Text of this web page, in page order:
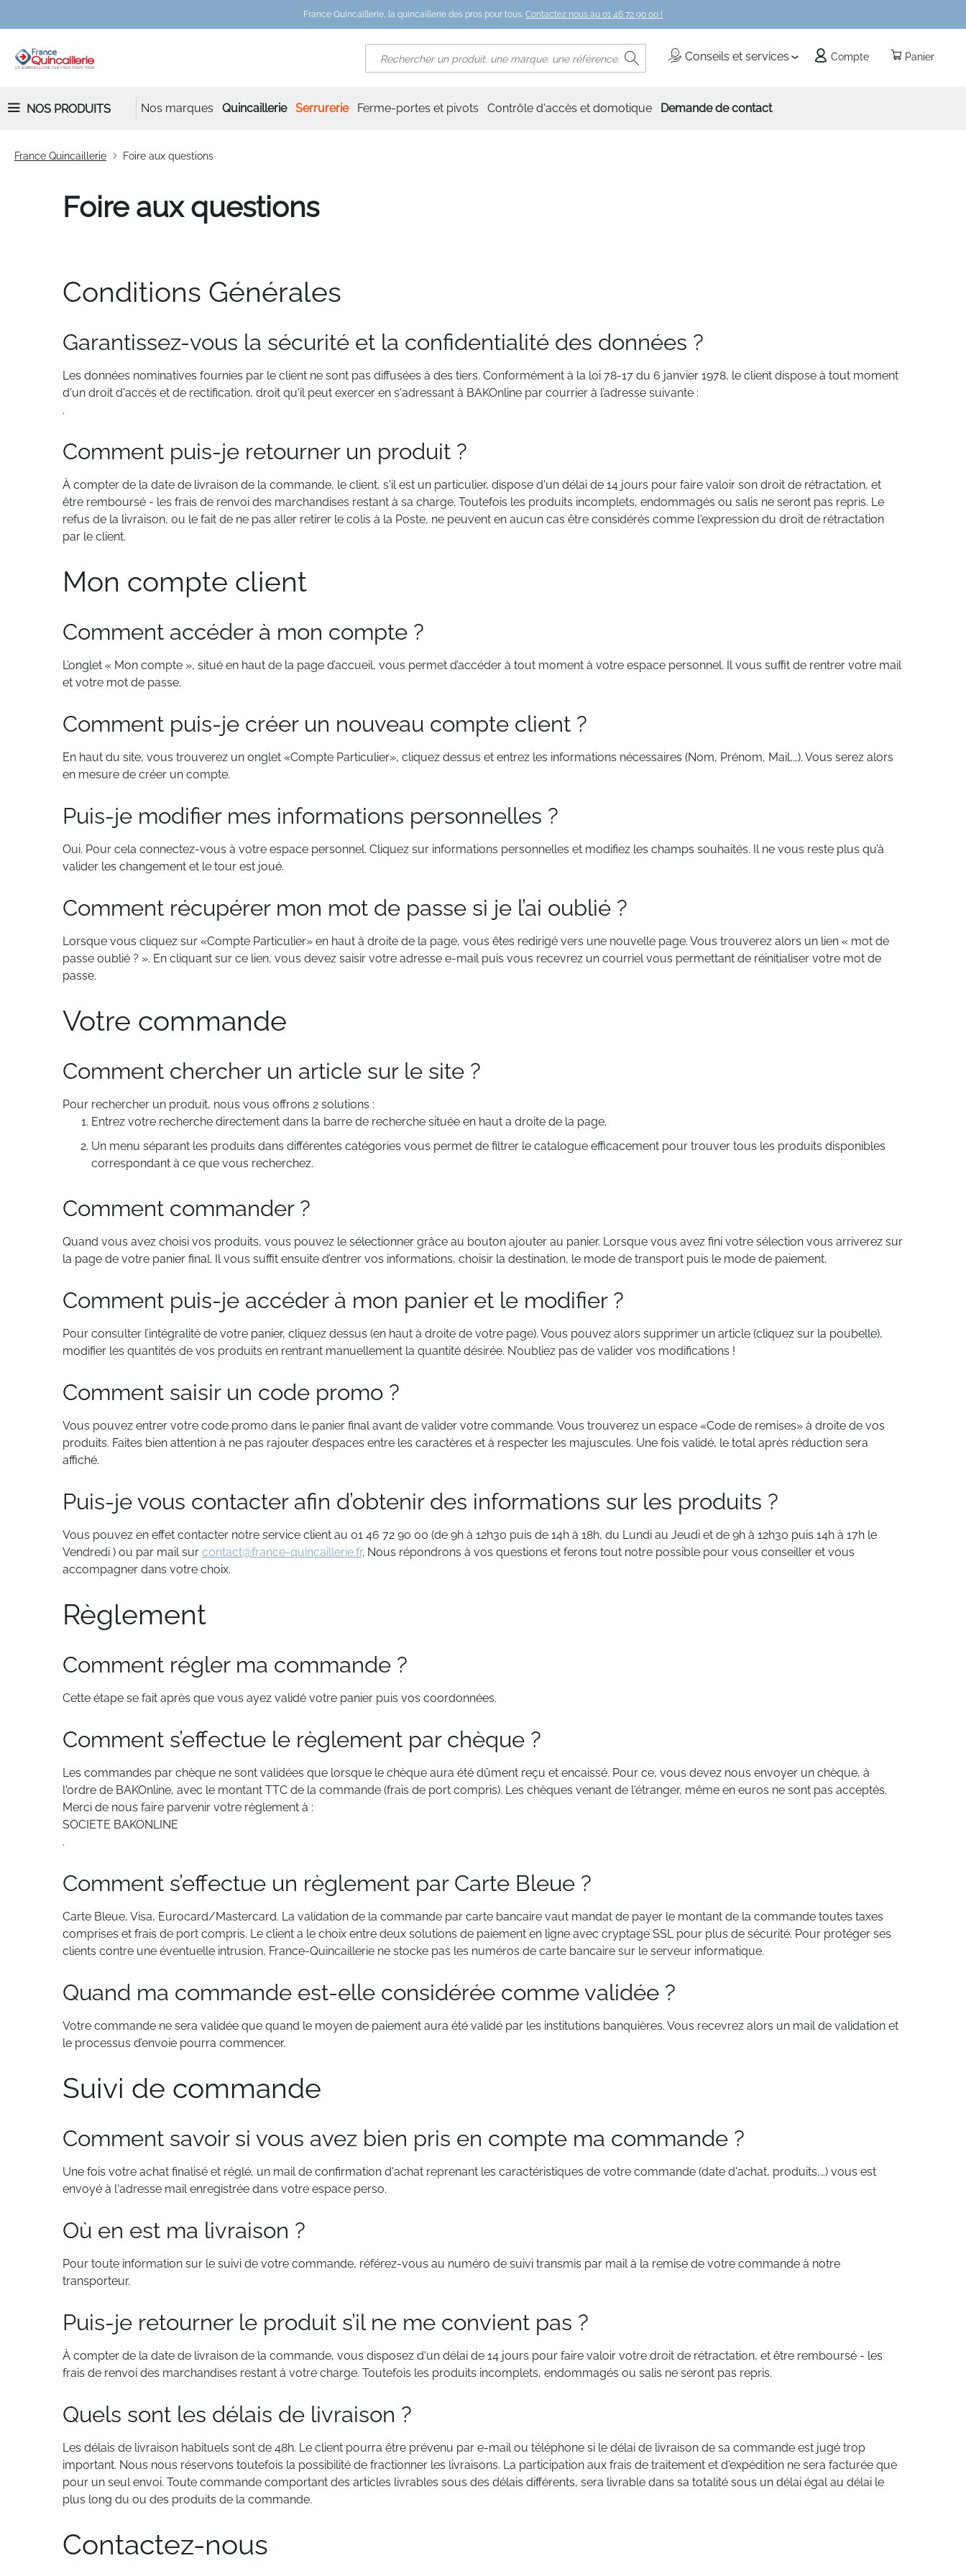
France Quincaillerie, la quincaillerie des pros pour tous. Contactez nous au 01 46 72 90 00 !
Panier
Conseils et services Compte
Rechercher
NOS PRODUITS Nos marques Quincaillerie Serrurerie Ferme-portes et pivots Contrôle d'accès et domotique Demande de contact
France Quincaillerie Foire aux questions
Foire aux questions
Conditions Générales
Garantissez-vous la sécurité et la confidentialité des données ?
Les données nominatives fournies par le client ne sont pas diffusées à des tiers. Conformément à la loi 78-17 du 6 janvier 1978, le client dispose à tout moment
d'un droit d'accès et de rectification, droit qu'il peut exercer en s'adressant à BAKOnline par courrier à l’adresse suivante :
.
Comment puis-je retourner un produit ?
À compter de la date de livraison de la commande, le client, s'il est un particulier, dispose d'un délai de 14 jours pour faire valoir son droit de rétractation, et
être remboursé - les frais de renvoi des marchandises restant à sa charge. Toutefois les produits incomplets, endommagés ou salis ne seront pas repris. Le
refus de la livraison, ou le fait de ne pas aller retirer le colis à la Poste, ne peuvent en aucun cas être considérés comme l'expression du droit de rétractation
par le client.
Mon compte client
Comment accéder à mon compte ?
L’onglet « Mon compte », situé en haut de la page d’accueil, vous permet d’accéder à tout moment à votre espace personnel. Il vous suffit de rentrer votre mail
et votre mot de passe.
Comment puis-je créer un nouveau compte client ?
En haut du site, vous trouverez un onglet «Compte Particulier», cliquez dessus et entrez les informations nécessaires (Nom, Prénom, Mail,…). Vous serez alors
en mesure de créer un compte.
Puis-je modifier mes informations personnelles ?
Oui. Pour cela connectez-vous à votre espace personnel. Cliquez sur informations personnelles et modifiez les champs souhaités. Il ne vous reste plus qu’à
valider les changement et le tour est joué.
Comment récupérer mon mot de passe si je l’ai oublié ?
Lorsque vous cliquez sur «Compte Particulier» en haut à droite de la page, vous êtes redirigé vers une nouvelle page. Vous trouverez alors un lien « mot de
passe oublié ? ». En cliquant sur ce lien, vous devez saisir votre adresse e-mail puis vous recevrez un courriel vous permettant de réinitialiser votre mot de
passe.
Votre commande
Comment chercher un article sur le site ?
Pour rechercher un produit, nous vous offrons 2 solutions :
Entrez votre recherche directement dans la barre de recherche située en haut a droite de la page.
Un menu séparant les produits dans différentes catégories vous permet de filtrer le catalogue efficacement pour trouver tous les produits disponibles
correspondant à ce que vous recherchez.
Comment commander ?
Quand vous avez choisi vos produits, vous pouvez le sélectionner grâce au bouton ajouter au panier. Lorsque vous avez fini votre sélection vous arriverez sur
la page de votre panier final. Il vous suffit ensuite d’entrer vos informations, choisir la destination, le mode de transport puis le mode de paiement.
Comment puis-je accéder à mon panier et le modifier ?
Pour consulter l’intégralité de votre panier, cliquez dessus (en haut à droite de votre page). Vous pouvez alors supprimer un article (cliquez sur la poubelle),
modifier les quantités de vos produits en rentrant manuellement la quantité désirée. N’oubliez pas de valider vos modifications !
Comment saisir un code promo ?
Vous pouvez entrer votre code promo dans le panier final avant de valider votre commande. Vous trouverez un espace «Code de remises» à droite de vos
produits. Faites bien attention à ne pas rajouter d’espaces entre les caractères et à respecter les majuscules. Une fois validé, le total après réduction sera
affiché.
Puis-je vous contacter afin d’obtenir des informations sur les produits ?
Vous pouvez en effet contacter notre service client au 01 46 72 90 00 (de 9h à 12h30 puis de 14h à 18h, du Lundi au Jeudi et de 9h à 12h30 puis 14h à 17h le
Vendredi ) ou par mail sur contact@france-quincaillerie.fr. Nous répondrons à vos questions et ferons tout notre possible pour vous conseiller et vous
accompagner dans votre choix.
Règlement
Comment régler ma commande ?
Cette étape se fait après que vous ayez validé votre panier puis vos coordonnées.
Comment s’effectue le règlement par chèque ?
Les commandes par chèque ne sont validées que lorsque le chèque aura été dûment reçu et encaissé. Pour ce, vous devez nous envoyer un chèque, à
l'ordre de BAKOnline, avec le montant TTC de la commande (frais de port compris). Les chèques venant de l'étranger, même en euros ne sont pas acceptés.
Merci de nous faire parvenir votre règlement à :
SOCIETE BAKONLINE
.
Comment s’effectue un règlement par Carte Bleue ?
Carte Bleue, Visa, Eurocard/Mastercard. La validation de la commande par carte bancaire vaut mandat de payer le montant de la commande toutes taxes
comprises et frais de port compris. Le client a le choix entre deux solutions de paiement en ligne avec cryptage SSL pour plus de sécurité. Pour protéger ses
clients contre une éventuelle intrusion, France-Quincaillerie ne stocke pas les numéros de carte bancaire sur le serveur informatique.
Quand ma commande est-elle considérée comme validée ?
Votre commande ne sera validée que quand le moyen de paiement aura été validé par les institutions banquières. Vous recevrez alors un mail de validation et
le processus d’envoie pourra commencer.
Suivi de commande
Comment savoir si vous avez bien pris en compte ma commande ?
Une fois votre achat finalisé et réglé, un mail de confirmation d'achat reprenant les caractéristiques de votre commande (date d'achat, produits,…) vous est
envoyé à l'adresse mail enregistrée dans votre espace perso.
Où en est ma livraison ?
Pour toute information sur le suivi de votre commande, référez-vous au numéro de suivi transmis par mail à la remise de votre commande à notre
transporteur.
Puis-je retourner le produit s’il ne me convient pas ?
À compter de la date de livraison de la commande, vous disposez d'un délai de 14 jours pour faire valoir votre droit de rétractation, et être remboursé - les
frais de renvoi des marchandises restant à votre charge. Toutefois les produits incomplets, endommagés ou salis ne seront pas repris.
Quels sont les délais de livraison ?
Les délais de livraison habituels sont de 48h. Le client pourra être prévenu par e-mail ou téléphone si le délai de livraison de sa commande est jugé trop
important. Nous nous réservons toutefois la possibilité de fractionner les livraisons. La participation aux frais de traitement et d'expédition ne sera facturée que
pour un seul envoi. Toute commande comportant des articles livrables sous des délais différents, sera livrable dans sa totalité sous un délai égal au délai le
plus long du ou des produits de la commande.
Contactez-nous